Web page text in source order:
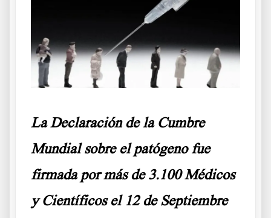
La Declaración de la Cumbre
Mundial sobre el patógeno fue
firmada por más de 3.100 Médicos
y Científicos el 12 de Septiembre